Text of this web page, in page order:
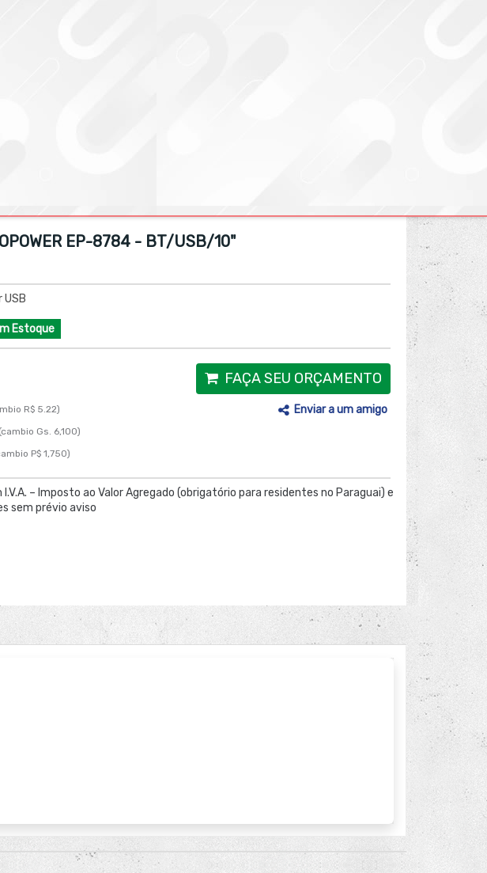
EP-8784 - BT/USB/10"
USB
Estoque
R$ 5.22)
(cambio Gs. 6,100)
P$ 1,750)
FAÇA SEU ORÇAMENTO
Enviar a um amigo
I.V.A. – Imposto ao Valor Agregado (obrigatório para residentes no Paraguai) e
sem prévio aviso